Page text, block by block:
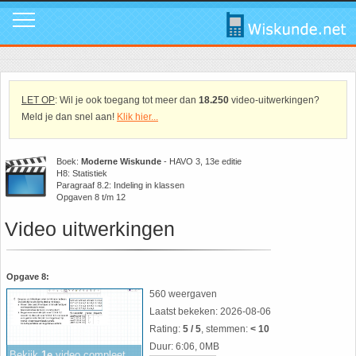
LET OP: Wil je ook toegang tot meer dan 18.250 video-uitwerkingen?
Meld je dan snel aan! Klik hier...
Boek: Moderne Wiskunde - HAVO 3, 13e editie
H8: Statistiek
Paragraaf 8.2: Indeling in klassen
Opgaven 8 t/m 12
Video uitwerkingen
Opgave 8:
560 weergaven
Laatst bekeken: 2026-08-06
Rating: 5 / 5, stemmen: < 10
Duur: 6:06, 0MB
Mavo
Mavo4: Hoofdstuk 1: Statistiek en kans
Mavo4: Hoofdstuk 3: Afstanden en hoeken
Mavo4: Hoofdstuk 4: Grafieken en vergelijkingen
Mavo4: Hoofdstuk 5: Rekenen, meten en schatten
Mavo4: Hoofdstuk 7: Verbanden
Mavo4: Hoofdstuk 8: Ruimtemeetkunde
Calculators
Geogebra
WolframAlpha
1. ABC Formule
2. Cosinusregel
3. De Gulden Snede
4. De normale verdeling
5. Differentiëren - Afgeleide functie
7. Fibonacci
8. Het getal nul
In de media
Instagram
Tik Tok
Facebook
LinkedIn
Mail ons
Promo video
Download poster
Review ons
Privacy
Over deze site
Promotie
Instagram
Tik Tok
Facebook
LinkedIn
Youtube